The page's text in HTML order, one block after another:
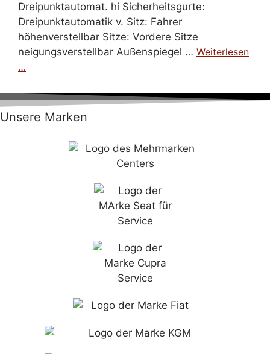
Dreipunktautomat. hi Sicherheitsgurte:
Dreipunktautomatik v. Sitz: Fahrer
höhenverstellbar Sitze: Vordere Sitze
neigungsverstellbar Außenspiegel … Weiterlesen
…
Unsere Marken